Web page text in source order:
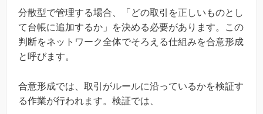
分散型で管理する場合、「どの取引を正しいものとし
て台帳に追加するか」を決める必要があります。この
判断をネットワーク全体でそろえる仕組みを合意形成
と呼びます。
合意形成では、取引がルールに沿っているかを検証す
る作業が行われます。検証では、